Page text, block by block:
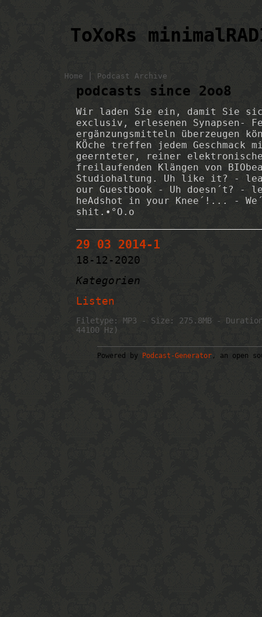
ToXoRs
Home Podcast Archive
podcasts since 2oo8
Wir laden Sie ein, damit Sie
exclusiv, erlesenen Synapsen-
ergänzungsmitteln überzeugen
KÖche treffen jedem Geschmack
geernteter, reiner
freilaufenden Klängen von
Studiohaltung. Uh like it? -
our Guestbook - Uh doesn´t? -
heAdshot in your Knee´!... -
shit.•°O.o
29 03 2014-1
18-12-2020
Kategorien
Listen
Filetype: MP3 - Size: 275.8MB -
44100 Hz)
Powered by Podcast-Generator , an open